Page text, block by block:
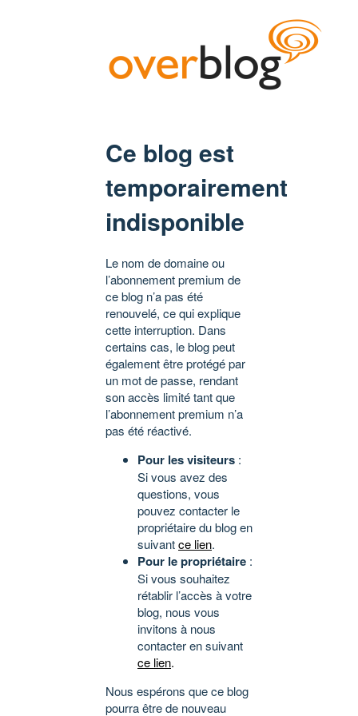
Ce blog est
temporairement
indisponible
Le nom de domaine ou
l’abonnement premium de
ce blog n’a pas été
renouvelé, ce qui explique
cette interruption. Dans
certains cas, le blog peut
également être protégé par
un mot de passe, rendant
son accès limité tant que
l’abonnement premium n’a
pas été réactivé.
Pour les visiteurs :
Si vous avez des
questions, vous
pouvez contacter le
propriétaire du blog en
suivantce lien.
Pour le propriétaire :
Si vous souhaitez
rétablir l’accès à votre
blog, nous vous
invitons à nous
contacter en suivant
ce lien.
Nous espérons que ce blog
pourra être de nouveau